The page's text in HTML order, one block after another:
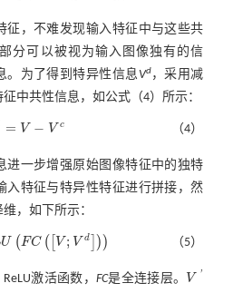
征，不难发现输入特征中与这些共
分可以被视为输入图像独有的信
。为了得到特异性信息 Vd ，采用减
中共性信息，如 公式（4） 所示：
= V − V c
V-V c （4）
进一步增强原始图像特征中的独特
入特征与特异性特征进行拼接，然
，如下所示：
U (FC ( V ; V d ) )
;V d （5）
激活函数， FC是全连接层。 V '
V